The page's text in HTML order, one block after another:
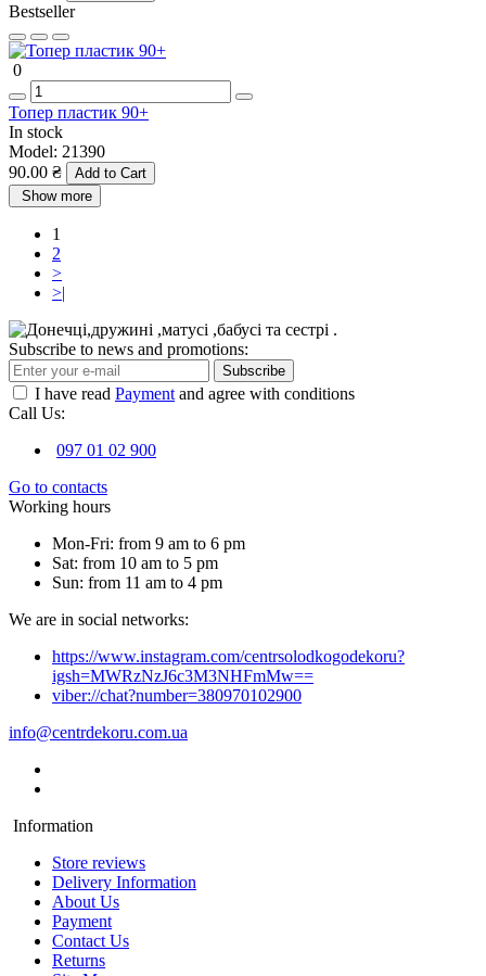
Bestseller
0
Топер пластик 90+
In stock
Model: 21390
90.00 ₴
Add to Cart
Show more
1
2
>
>|
Subscribe to news and promotions:
Subscribe
I have read Payment and agree with conditions
Call Us:
097 01 02 900
Go to contacts
Working hours
Mon-Fri: from 9 am to 6 pm
Sat: from 10 am to 5 pm
Sun: from 11 am to 4 pm
We are in social networks:
https://www.instagram.com/centrsolodkogodekoru?
igsh=MWRzNzJ6c3M3NHFmMw==
viber://chat?number=380970102900
info@centrdekoru.com.ua
Information
Store reviews
Delivery Information
About Us
Payment
Contact Us
Returns